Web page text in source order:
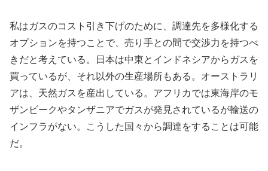
私はガスのコスト引き下げのために、調達先を多様化する
オプションを持つことで、売り手との間で交渉力を持つべ
きだと考えている。日本は中東とインドネシアからガスを
買っているが、それ以外の生産場所もある。オーストラリ
アは、天然ガスを産出している。アフリカでは東海岸のモ
ザンビークやタンザニアでガスが発見されているが輸送の
インフラがない。こうした国々から調達をすることは可能
だ。